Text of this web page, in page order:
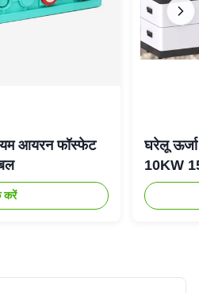
आयरन फॉस्फेट
करें
घरेलू
10KW